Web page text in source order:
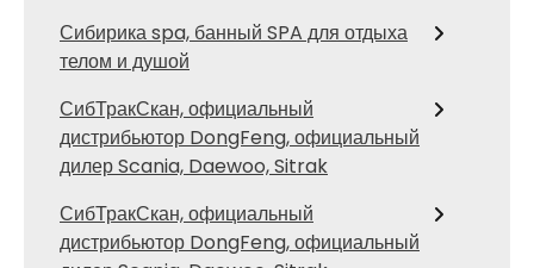
Сибирика spa, банный SPA для отдыха
телом и душой
СибТракСкан, официальный
дистрибьютор DongFeng, официальный
дилер Scania, Daewoo, Sitrak
СибТракСкан, официальный
дистрибьютор DongFeng, официальный